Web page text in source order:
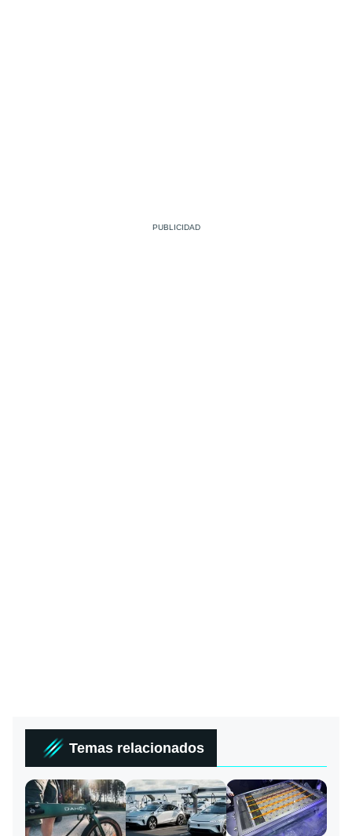
Temas relacionados